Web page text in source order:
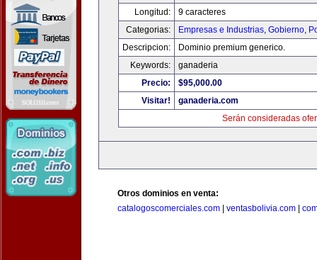
Longitud:
9 caracteres
Categorias:
Empresas e Industrias, Gobierno,
Descripcion:
Dominio premium generico.
Keywords:
ganaderia
Precio:
$95,000.00
Visitar!
ganaderia.com
Serán consideradas
Otros dominios en venta:
catalogoscomerciales.com
ventasbolivia.com